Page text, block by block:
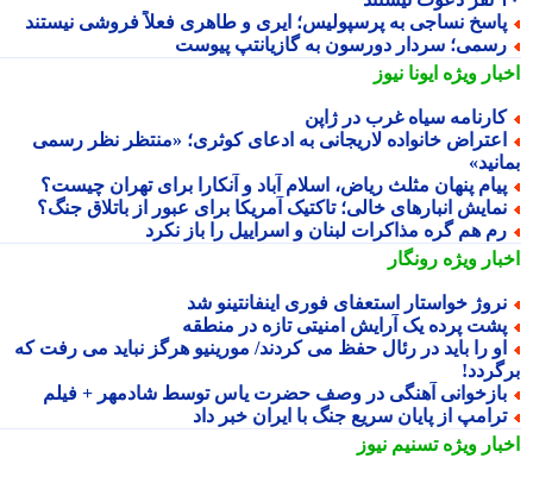
نساجی به پرسپولیس؛ ایری و طاهری فعلاً فروشی نیستند
سردار دورسون به گازیانتپ پیوست
ویژهایونا نیوز
سیاه غرب در ژاپن
خانواده لاریجانی به ادعای کوثری؛ «منتظر نظر رسمی
پنهان مثلث ریاض، اسلام آباد و آنکارا برای تهران چیست؟
انبارهای خالی؛ تاکتیک آمریکا برای عبور از باتلاق جنگ؟
هم گره مذاکرات لبنان و اسراییل را باز نکرد
ویژهرونگار
خواستار استعفای فوری اینفانتینو شد
پرده یک آرایش امنیتی تازه در منطقه
را باید در رئال حفظ می کردند/ مورینیو هرگز نباید می رفت که
آهنگی در وصف حضرت یاس توسط شادمهر + فیلم
از پایان سریع جنگ با ایران خبر داد
ویژهتسنیم نیوز